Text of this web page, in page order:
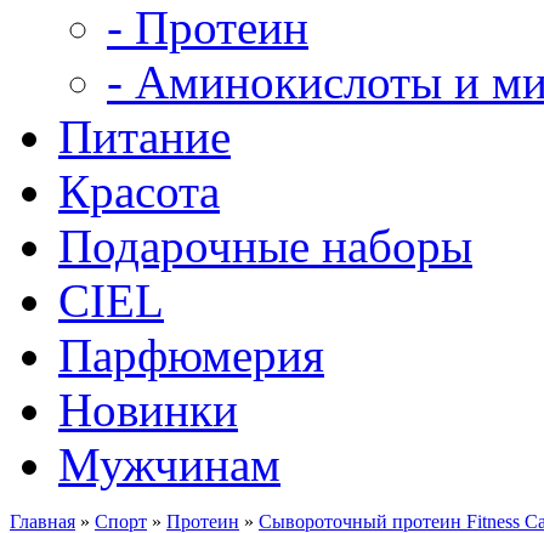
- Протеин
- Аминокислоты и
Питание
Красота
Подарочные наборы
CIEL
Парфюмерия
Новинки
Мужчинам
Главная » Спорт » Протеин » Сывороточный протеин Fitness